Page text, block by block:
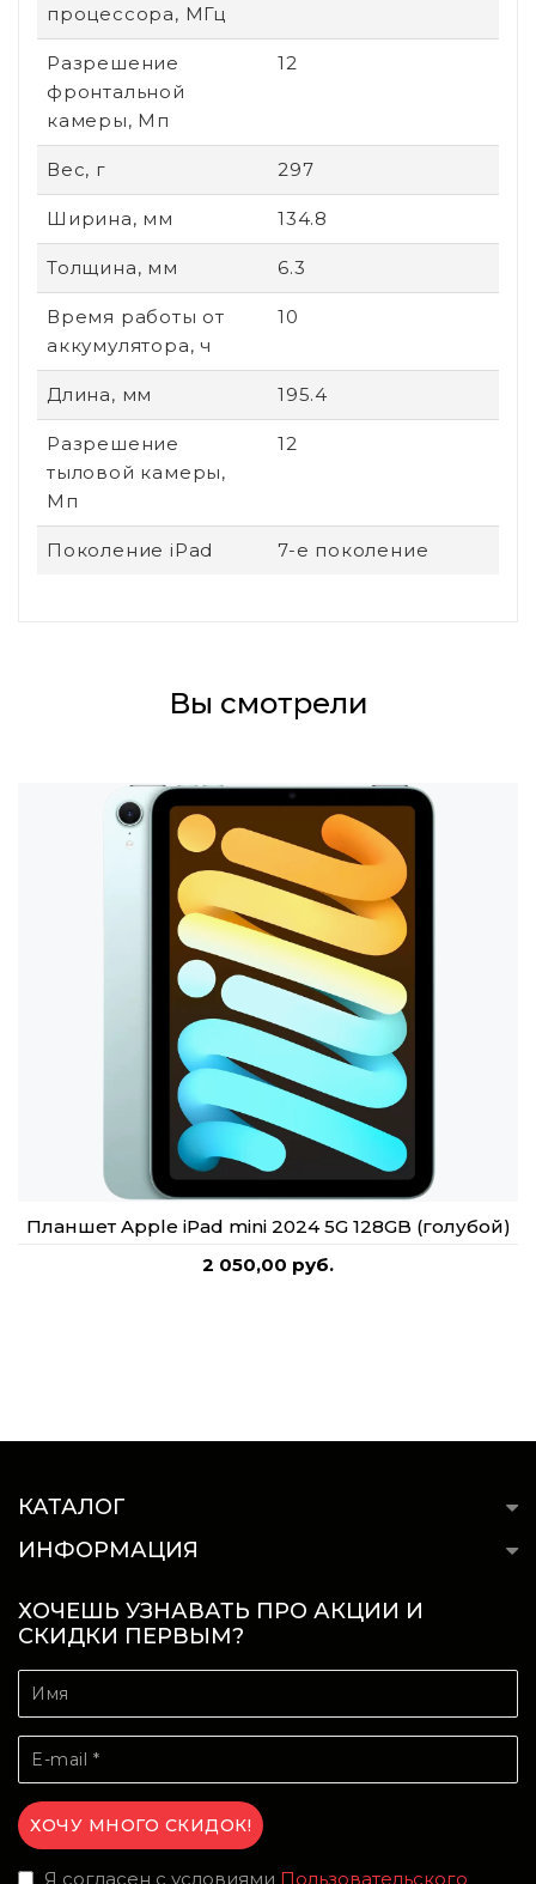
процессора, МГц
Разрешение
фронтальной
камеры, Мп
12
Вес, г 297
Ширина, мм 134.8
Толщина, мм 6.3
Время работы от
аккумулятора, ч
10
Длина, мм 195.4
Разрешение
тыловой камеры,
Мп
12
Поколение iPad 7-е поколение
Вы смотрели
Планшет Apple iPad mini 2024 5G 128GB (голубой)
2 050,00 руб.
КАТАЛОГ
ИНФОРМАЦИЯ
ХОЧЕШЬ УЗНАВАТЬ ПРО АКЦИИ И
СКИДКИ ПЕРВЫМ?
Я согласен с условиями Пользовательского